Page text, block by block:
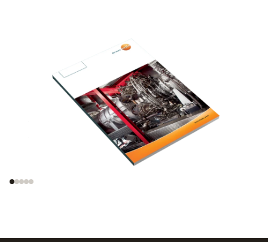
Abgasemissionen
Wirkungsgradsteigerung
von
Gasturbinenanlagen